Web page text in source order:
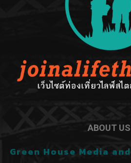
ABOUT US
Green House Media